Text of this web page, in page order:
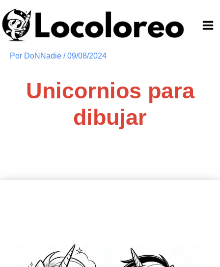
al
contenido
Por DoNNadie /09/08/2024
Unicornios para
dibujar